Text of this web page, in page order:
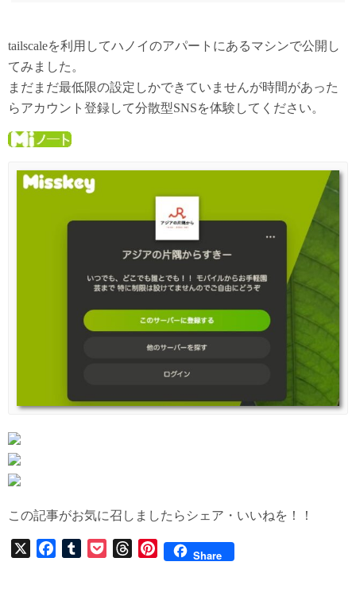
tailscaleを利用してハノイのアパートにあるマシンで公開し
てみました。
まだまだ最低限の設定しかできていませんが時間があった
らアカウント登録して分散型SNSを体験してください。
この記事がお気に召しましたらシェア・いいねを！！
X
P
Share